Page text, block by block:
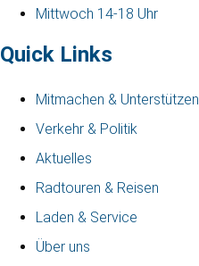
Mittwoch 14-18 Uhr
Quick Links
Mitmachen & Unterstützen
Verkehr & Politik
Aktuelles
Radtouren & Reisen
Laden & Service
Über uns